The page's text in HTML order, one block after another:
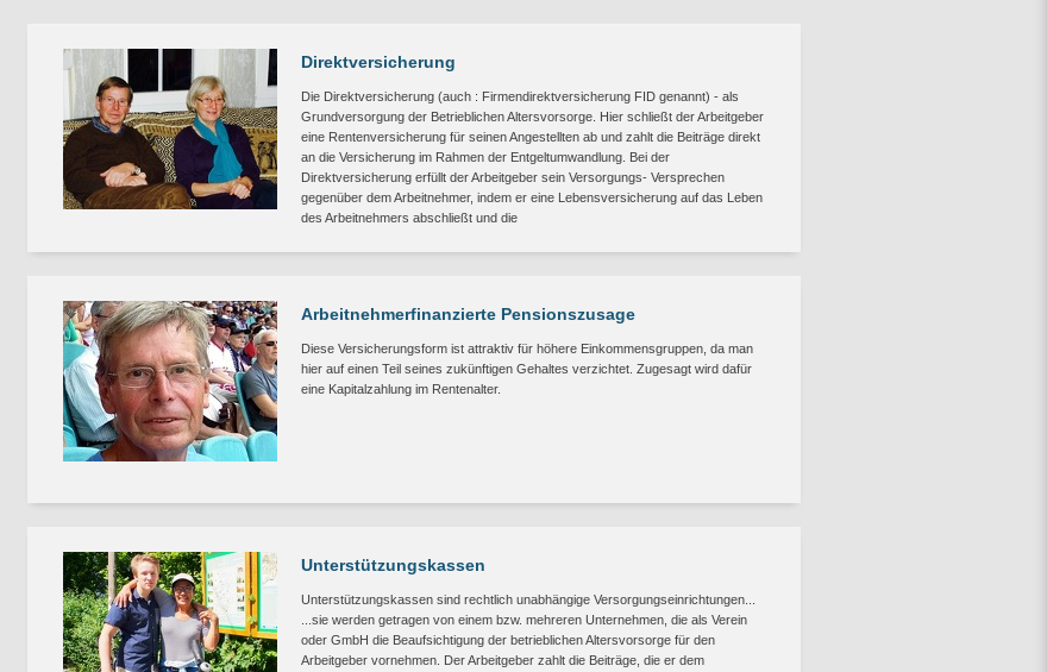
Direktversicherung
Die Direktversicherung (auch : Firmendirektversicherung FID genannt) - als
Grundversorgung der Betrieblichen Altersvorsorge. Hier schließt der Arbeitgeber
eine Rentenversicherung für seinen Angestellten ab und zahlt die Beiträge direkt
an die Versicherung im Rahmen der Entgeltumwandlung. Bei der
Direktversicherung erfüllt der Arbeitgeber sein Versorgungs- Versprechen
gegenüber dem Arbeitnehmer, indem er eine Lebensversicherung auf das Leben
des Arbeitnehmers abschließt und die
Arbeitnehmerfinanzierte Pensionszusage
Diese Versicherungsform ist attraktiv für höhere Einkommensgruppen, da man
hier auf einen Teil seines zukünftigen Gehaltes verzichtet. Zugesagt wird dafür
eine Kapitalzahlung im Rentenalter.
Unterstützungskassen
Unterstützungskassen sind rechtlich unabhängige Versorgungseinrichtungen...
...sie werden getragen von einem bzw. mehreren Unternehmen, die als Verein
oder GmbH die Beaufsichtigung der betrieblichen Altersvorsorge für den
Arbeitgeber vornehmen. Der Arbeitgeber zahlt die Beiträge, die er dem